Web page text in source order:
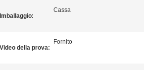
Imballaggio:
Cassa
Video della prova:
Fornito